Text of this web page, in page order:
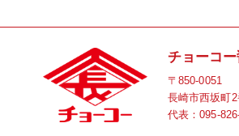
チョーコ
〒850-0051
長崎市西坂町
代表：095-